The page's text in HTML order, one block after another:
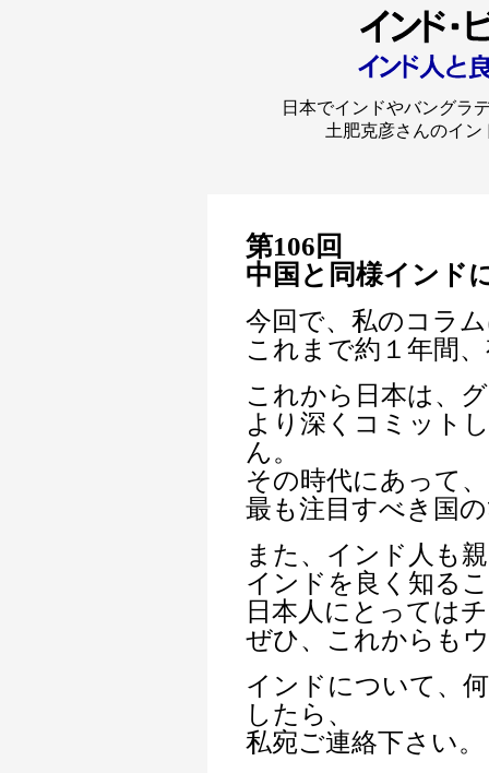
日本でインドやバングラ
土肥克彦さんのイ
第106回
中国と同様インド
今回で、私のコラ
これまで約１年間
これから日本は、
より深くコミット
ん。
その時代にあって
最も注目すべき国
また、インド人も
インドを良く知る
日本人にとっては
ぜひ、これからも
インドについて、
したら、
私宛ご連絡下さい。